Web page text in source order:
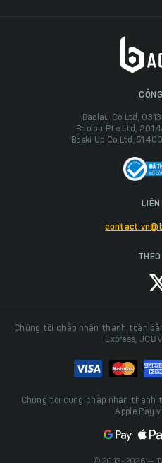
Baolau Co Ltd,
Baolau Pte Ltd,
Boeki Up Co Ltd,
Chúng tôi chấp nhận thanh toán
Express, JCB
Chúng tôi cũng chấp nhận thanh
Apple Pay